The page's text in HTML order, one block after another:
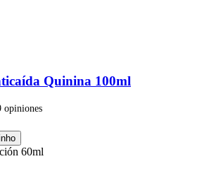
Quinina 100ml
opiniones